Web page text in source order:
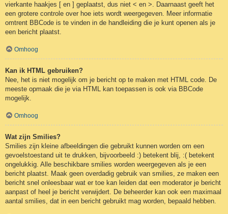
vierkante haakjes [ en ] geplaatst, dus niet < en >. Daarnaast geeft het
een grotere controle over hoe iets wordt weergegeven. Meer informatie
omtrent BBCode is te vinden in de handleiding die je kunt openen als je
een bericht plaatst.
Omhoog
Kan ik HTML gebruiken?
Nee, het is niet mogelijk om je bericht op te maken met HTML code. De
meeste opmaak die je via HTML kan toepassen is ook via BBCode
mogelijk.
Omhoog
Wat zijn Smilies?
Smilies zijn kleine afbeeldingen die gebruikt kunnen worden om een
gevoelstoestand uit te drukken, bijvoorbeeld :) betekent blij, :( betekent
ongelukkig. Alle beschikbare smilies worden weergegeven als je een
bericht plaatst. Maak geen overdadig gebruik van smilies, ze maken een
bericht snel onleesbaar wat er toe kan leiden dat een moderator je bericht
aanpast of heel je bericht verwijdert. De beheerder kan ook een maximaal
aantal smilies, dat in een bericht gebruikt mag worden, bepaald hebben.